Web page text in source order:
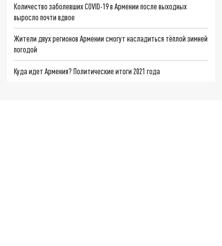
Количество заболевших COVID-19 в Армении после выходных
выросло почти вдвое
Жители двух регионов Армении смогут насладиться тёплой зимней
погодой
Куда идет Армения? Политические итоги 2021 года